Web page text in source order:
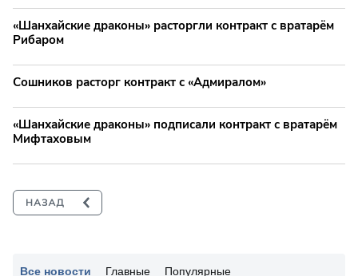
Все новости Главные Популярные
«Шанхайские драконы» расторгли контракт с вратарём
Рибаром
Сошников расторг контракт с «Адмиралом»
«Шанхайские драконы» подписали контракт с вратарём
Мифтаховым